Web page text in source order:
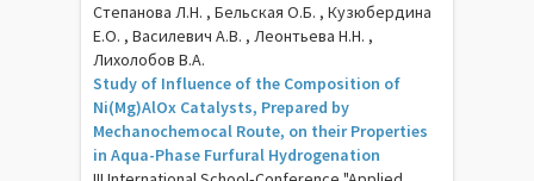
Степанова Л.Н. , Бельская О.Б. , Кузюбердина
Е.О. , Василевич А.В. , Леонтьева Н.Н. ,
Лихолобов В.А.
Study of Influence of the Composition of
Ni(Mg)AlOx Catalysts, Prepared by
Mechanochemocal Route, on their Properties
in Aqua-Phase Furfural Hydrogenation